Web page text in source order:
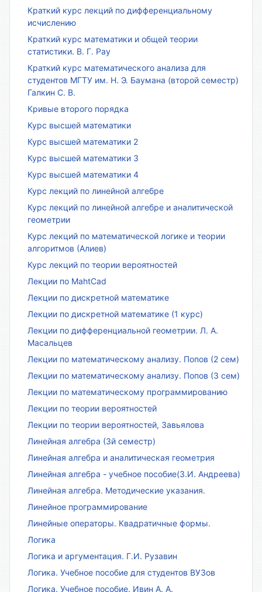
Краткий курс лекций по дифференциальному
исчислению
Краткий курс математики и общей теории
статистики. В. Г. Рау
Краткий курс математического анализа для
студентов МГТУ им. Н. Э. Баумана (второй семестр)
Галкин С. В.
Кривые второго порядка
Курс высшей математики
Курс высшей математики 2
Курс высшей математики 3
Курс высшей математики 4
Курс лекций по линейной алгебре
Курс лекций по линейной алгебре и аналитической
геометрии
Курс лекций по математической логике и теории
алгоритмов (Алиев)
Курс лекций по теории вероятностей
Лекции по MahtCad
Лекции по дискретной математике
Лекции по дискретной математике (1 курс)
Лекции по дифференциальной геометрии. Л. А.
Масальцев
Лекции по математическому анализу. Попов (2 сем)
Лекции по математическому анализу. Попов (3 сем)
Лекции по математическому программированию
Лекции по теории вероятностей
Лекции по теории вероятностей, Завьялова
Линейная алгебра (3й семестр)
Линейная алгебра и аналитическая геометрия
Линейная алгебра - учебное пособие(З.И. Андреева)
Линейная алгебра. Методические указания.
Линейное программирование
Линейные операторы. Квадратичные формы.
Логика
Логика и аргументация. Г.И. Рузавин
Логика. Учебное пособие для студентов ВУЗов
Логика. Учебное пособие. Ивин А. А.